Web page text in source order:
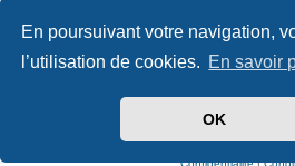
En poursuivant votre navigation,
l’utilisation de cookies. En savoir
OK
Développé par Forum Software
Traduit par
Confidentialité|